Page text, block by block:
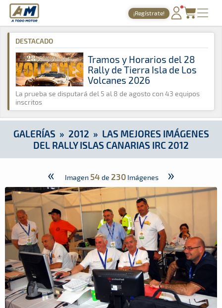
A Todo Motor · Revista del motor desde 1999
¡Regístrate!
PORTADA
TIEMPOS ONLINE
NOTICIAS
AGENDA
GALERÍAS
TIENDA
ARCHIVO
A Todo Motor » Galerías » 2012 » Las mejores imágenes del
DESTACADO
Tramos y Horarios del 28
Rally de Tierra Isla de Los
Volcanes 2026
La prueba se disputará del 5 al 8 de agosto con 43 equipos
inscritos
GALERÍAS » 2012 » LAS MEJORES IMÁGENES
DEL RALLY ISLAS CANARIAS IRC 2012
« Imagen 54 de 230 Imágenes »